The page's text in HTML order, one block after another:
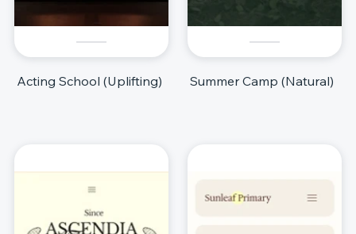
Acting School (Uplifting) Summer Camp (Natural)